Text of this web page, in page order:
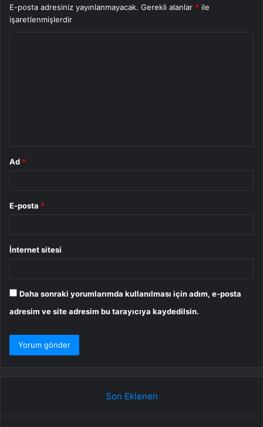
E-posta adresiniz yayınlanmayacak. Gerekli alanlar * ile
işaretlenmişlerdir
Ad *
E-posta *
İnternet sitesi
Daha sonraki yorumlarımda kullanılması için adım, e-posta
adresim ve site adresim bu tarayıcıya kaydedilsin.
Son Eklenen